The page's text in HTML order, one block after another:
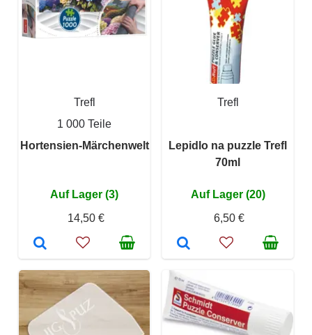
Trefl
1 000 Teile
Hortensien-Märchenwelt
Auf Lager (3)
14,50 €
Trefl
Lepidlo na puzzle Trefl
70ml
Auf Lager (20)
6,50 €